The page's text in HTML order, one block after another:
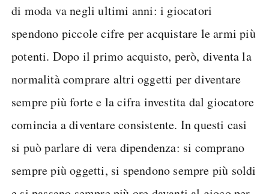
di moda va negli ultimi anni: i giocatori
spendono piccole cifre per acquistare le armi più
potenti. Dopo il primo acquisto, però, diventa la
normalità comprare altri oggetti per diventare
sempre più forte e la cifra investita dal giocatore
comincia a diventare consistente. In questi casi
si può parlare di vera dipendenza: si comprano
sempre più oggetti, si spendono sempre più soldi